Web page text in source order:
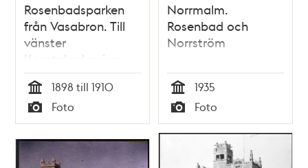
Rosenbadsparken
från Vasabron. Till
vänster
Konstakademien
och till höger
Rosenbad
Tid
1898 till 1910
Typ
Foto
Norrmalm.
Rosenbad och
Norrström
Tid
1935
Typ
Foto